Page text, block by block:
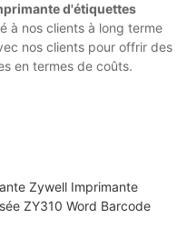
d'étiquettes
à nos clients à long terme
nos clients pour offrir des
en termes de coûts.